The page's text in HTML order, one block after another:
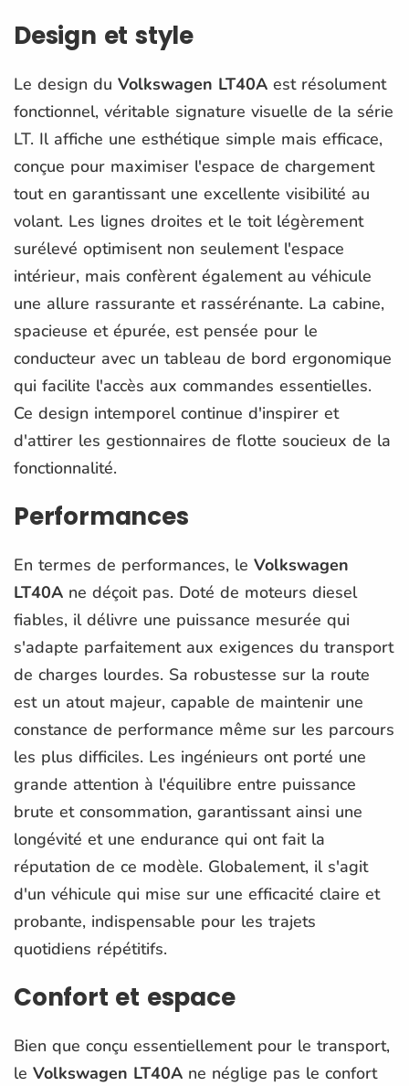
Design et style
Le design du Volkswagen LT40A est résolument
fonctionnel, véritable signature visuelle de la série
LT. Il affiche une esthétique simple mais efficace,
conçue pour maximiser l'espace de chargement
tout en garantissant une excellente visibilité au
volant. Les lignes droites et le toit légèrement
surélevé optimisent non seulement l'espace
intérieur, mais confèrent également au véhicule
une allure rassurante et rassérénante. La cabine,
spacieuse et épurée, est pensée pour le
conducteur avec un tableau de bord ergonomique
qui facilite l'accès aux commandes essentielles.
Ce design intemporel continue d'inspirer et
d'attirer les gestionnaires de flotte soucieux de la
fonctionnalité.
Performances
En termes de performances, le Volkswagen
LT40A ne déçoit pas. Doté de moteurs diesel
fiables, il délivre une puissance mesurée qui
s'adapte parfaitement aux exigences du transport
de charges lourdes. Sa robustesse sur la route
est un atout majeur, capable de maintenir une
constance de performance même sur les parcours
les plus difficiles. Les ingénieurs ont porté une
grande attention à l'équilibre entre puissance
brute et consommation, garantissant ainsi une
longévité et une endurance qui ont fait la
réputation de ce modèle. Globalement, il s'agit
d'un véhicule qui mise sur une efficacité claire et
probante, indispensable pour les trajets
quotidiens répétitifs.
Confort et espace
Bien que conçu essentiellement pour le transport,
le Volkswagen LT40A ne néglige pas le confort